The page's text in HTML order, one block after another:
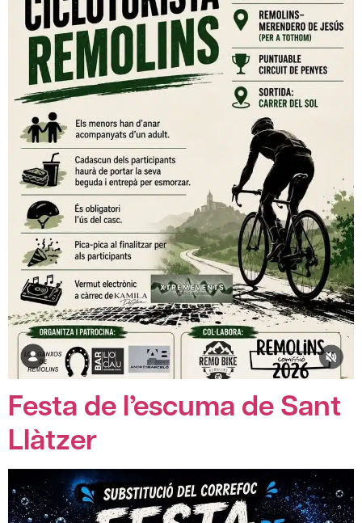
Festa de l’escuma de Sant
Llàtzer